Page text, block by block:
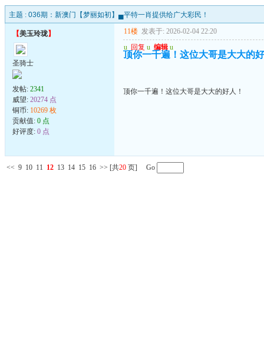
主题 : 036期：新澳门【梦丽如初】▄平特一肖提供给广大彩民！
【美玉玲珑】
圣骑士
发帖: 2341
威望: 20274 点
铜币: 10269 枚
贡献值: 0 点
好评度: 0 点
11楼 发表于: 2026-02-04 22:20
u 回复 u 编辑 u
顶你一千遍！这位大哥是大大的
顶你一千遍！这位大哥是大大的好人！
<< 9 10 11 12 13 14 15 16 >> [共20 页] Go